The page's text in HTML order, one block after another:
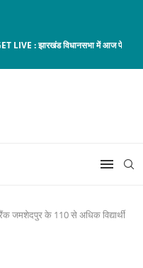
LIVE : झारखंड विधानसभा में आज पेश
जमशेदपुर के 110 से अधिक विद्यार्थी